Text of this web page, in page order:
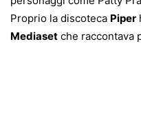
Proprio la discoteca Piper
Mediaset che raccontava